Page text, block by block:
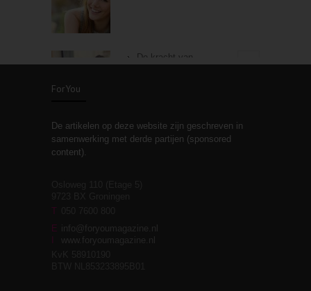
De kracht van
Stiefouderschap en
relaties
moeite!
ForYou
De artikelen op deze website zijn geschreven in
samenwerking met derde partijen (sponsored
content).
T
E info@foryoumagazine.nl
www.foryoumagazine.nl